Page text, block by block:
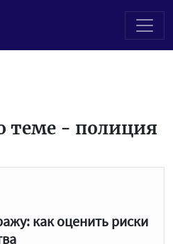
теме - полиция
как оценить риски